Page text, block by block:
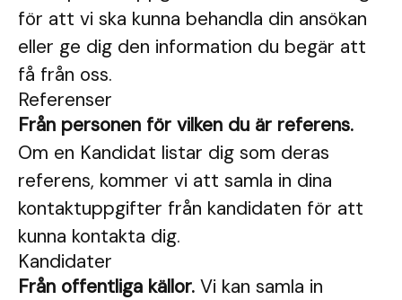
för att vi ska kunna behandla din ansökan
eller ge dig den information du begär att
få från oss.
Referenser
Från personen för vilken du är referens.
Om en Kandidat listar dig som deras
referens, kommer vi att samla in dina
kontaktuppgifter från kandidaten för att
kunna kontakta dig.
Kandidater
Från offentliga källor. Vi kan samla in